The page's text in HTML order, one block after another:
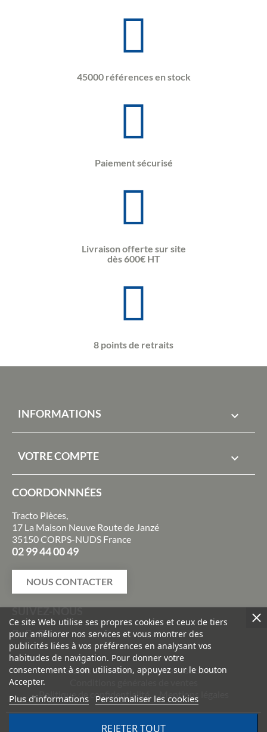
45000 références en stock
Paiement sécurisé
Livraison offerte sur site
dès 600€ HT
8 points de retraits
INFORMATIONS 
VOTRE COMPTE 
COORDONNNÉES
Tracto Pièces,
17 La Maison Neuve Route de Janzé
35150 CORPS-NUDS France
02 99 44 00 49
NOUS CONTACTER
SUIVEZ-NOUS
Livraisons et retours
Paiement sécurisé
Politique de confidentialité
Mentions légales
TRACTO PIÈCES - Conception & réalisation :
Ce site Web utilise ses propres cookies et ceux de tiers
pour améliorer nos services et vous montrer des
publicités liées à vos préférences en analysant vos
habitudes de navigation. Pour donner votre
consentement à son utilisation, appuyez sur le bouton
Accepter.
Plus d'informations Personnaliser les cookies
REJETER TOUT